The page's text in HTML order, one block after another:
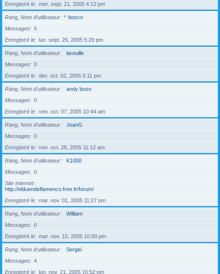
Enregistré le
mer. sept. 21, 2005 4:12 pm
Rang, Nom d’utilisateur * bosco
Messages
5
Enregistré le
lun. sept. 26, 2005 5:29 pm
Rang, Nom d’utilisateur
larouille
Messages
0
Enregistré le
dim. oct. 02, 2005 5:11 pm
Rang, Nom d’utilisateur
andy boso
Messages
0
Enregistré le
ven. oct. 07, 2005 10:44 am
Rang, Nom d’utilisateur
JeanG
Messages
0
Enregistré le
ven. oct. 28, 2005 11:12 am
Rang, Nom d’utilisateur
K1000
Messages
0
Site Internet
http://elduendeflamenco.free.fr/forum/
Enregistré le
mar. nov. 01, 2005 11:27 pm
Rang, Nom d’utilisateur
William
Messages
0
Enregistré le
mar. nov. 15, 2005 10:50 pm
Rang, Nom d’utilisateur
Sergeï
Messages
4
Enregistré le
lun. nov. 21, 2005 10:52 pm